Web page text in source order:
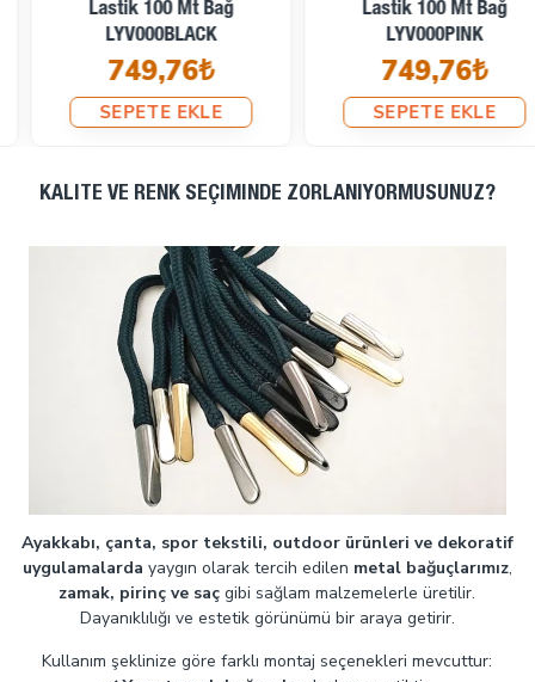
Lastik 100 Mt Bağ
LYV000PINK
749,76₺
SEPETE EKLE
Lastik 100 Mt Bağ
LYV000BORDO
749,76₺
SEPETE EKLE
KALITE VE RENK SEÇIMINDE ZORLANIYORMUSUNUZ?
Ayakkabı, çanta, spor tekstili, outdoor ürünleri ve dekoratif
uygulamalarda yaygın olarak tercih edilen metal bağuçlarımız,
zamak, pirinç ve saç gibi sağlam malzemelerle üretilir.
Dayanıklılığı ve estetik görünümü bir araya getirir.
Kullanım şeklinize göre farklı montaj seçenekleri mevcuttur: